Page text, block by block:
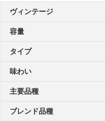
ヴィンテージ
容量
タイプ
味わい
主要品種
ブレンド品種